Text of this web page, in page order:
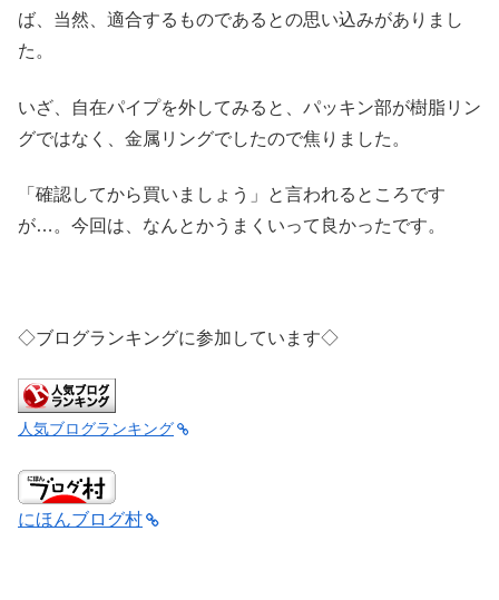
ば、当然、適合するものであるとの思い込みがありまし
た。
いざ、自在パイプを外してみると、パッキン部が樹脂リン
グではなく、金属リングでしたので焦りました。
「確認してから買いましょう」と言われるところです
が…。今回は、なんとかうまくいって良かったです。
◇ブログランキングに参加しています◇
人気ブログランキング
にほんブログ村